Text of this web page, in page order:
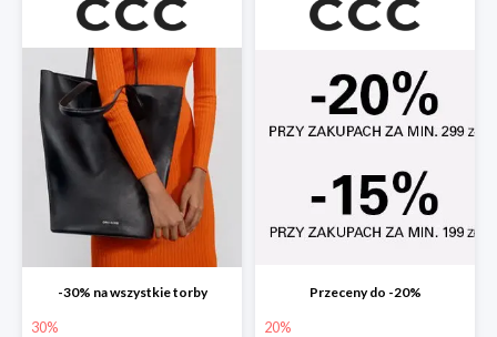
-30% na wszystkie torby
30%
Przeceny do -20%
20%